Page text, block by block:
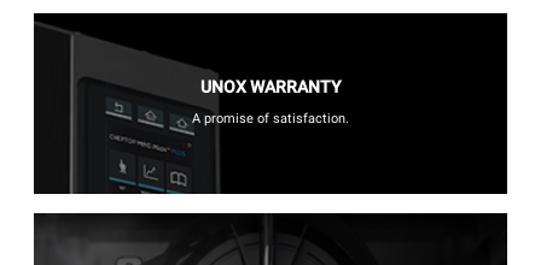
UNOX WARRANTY
A promise of satisfaction.